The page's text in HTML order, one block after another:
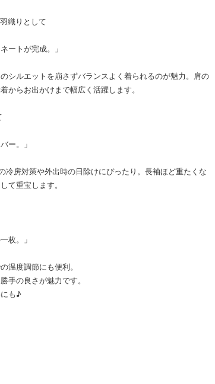
織りとして
ートが完成。」
シルエットを崩さずバランスよく着られるのが魅力。肩の
からお出かけまで幅広く活躍します。
ー。」
冷房対策や外出時の日除けにぴったり。長袖ほど重たくな
て重宝します。
枚。」
温度調節にも便利。
手の良さが魅力です。
も♪